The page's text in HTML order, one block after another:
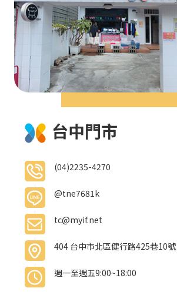
台中門市
(04)2235-4270
@tne7681k
tc@myif.net
404 台中市北區健行路425巷10號
週一至週五9:00~18:00